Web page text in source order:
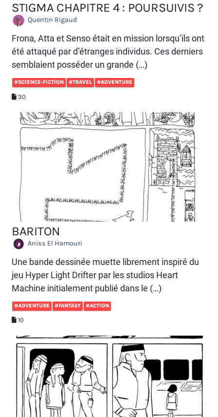
STIGMA CHAPITRE 4 : POURSUIVIS ?
Quentin Rigaud
Frona, Atta et Senso était en mission lorsqu’ils ont
été attaqué par d’étranges individus. Ces derniers
semblaient posséder un grande (…)
#SCIENCE-FICTION #TRAVEL #ADVENTURE
30
BARITON
Aniss El Hamouri
Une bande dessinée muette librement inspiré du
jeu Hyper Light Drifter par les studios Heart
Machine initialement publié dans le (…)
#ADVENTURE #FANTASY #ACTION
10